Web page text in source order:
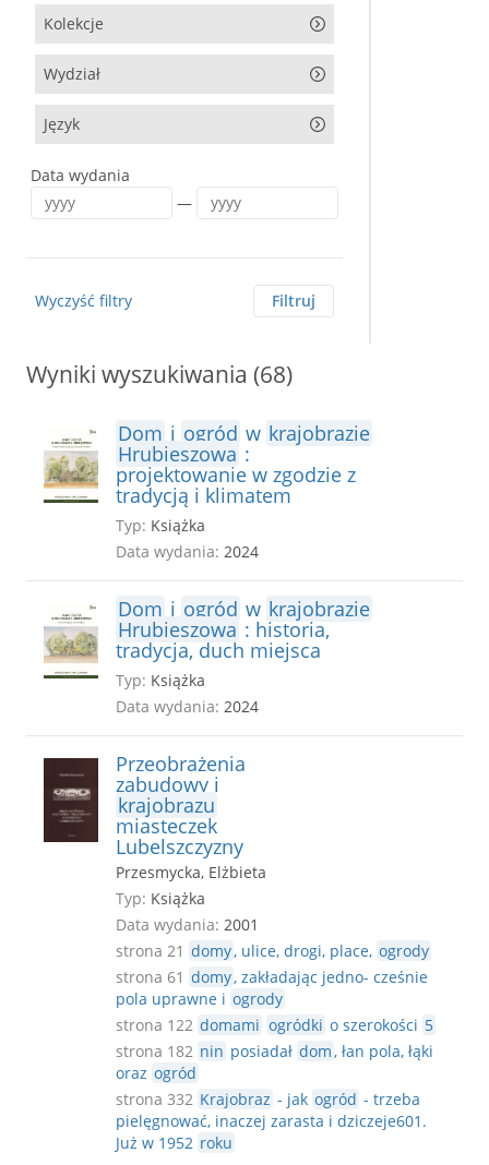
Kolekcje
Wydział
Język
Data wydania
—
Wyczyść filtry Filtruj
Wyniki wyszukiwania (68)
Dom i ogród w krajobrazie
Hrubieszowa :
projektowanie w zgodzie z
tradycją i klimatem
Typ: Książka
Data wydania: 2024
Dom i ogród w krajobrazie
Hrubieszowa : historia,
tradycja, duch miejsca
Typ: Książka
Data wydania: 2024
Przeobrażenia
zabudowy i
krajobrazu
miasteczek
Lubelszczyzny
Przesmycka, Elżbieta
Typ: Książka
Data wydania: 2001
strona 21 domy, ulice, drogi, place, ogrody
strona 61 domy, zakładając jedno- cześnie
pola uprawne i ogrody
strona 122 domami ogródki o szerokości 5
strona 182 nin posiadał dom, łan pola, łąki
oraz ogród
strona 332 Krajobraz - jak ogród - trzeba
pielęgnować, inaczej zarasta i dziczeje601.
Już w 1952 roku